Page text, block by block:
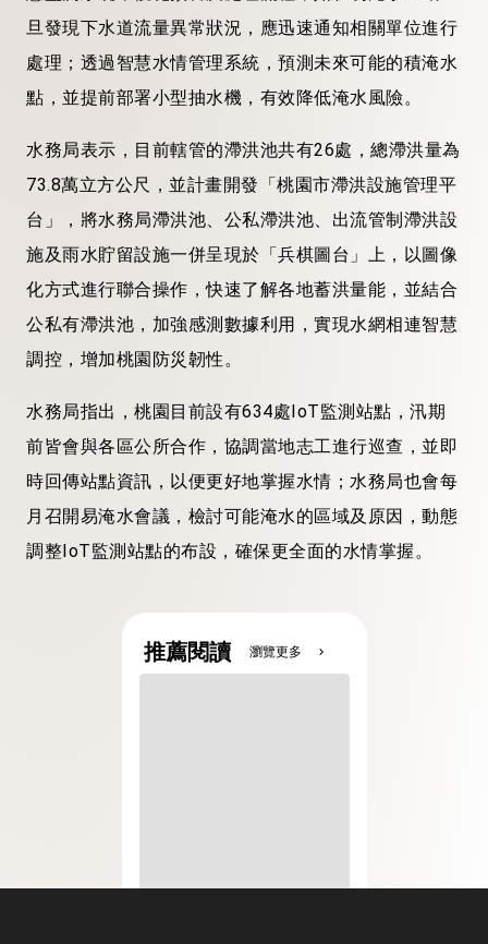
旦發現下水道流量異常狀況，應迅速通知相關單位進行
處理；透過智慧水情管理系統，預測未來可能的積淹水
點，並提前部署小型抽水機，有效降低淹水風險。
水務局表示，目前轄管的滯洪池共有26處，總滯洪量為
73.8萬立方公尺，並計畫開發「桃園市滯洪設施管理平
台」，將水務局滯洪池、公私滯洪池、出流管制滯洪設
施及雨水貯留設施一併呈現於「兵棋圖台」上，以圖像
化方式進行聯合操作，快速了解各地蓄洪量能，並結合
公私有滯洪池，加強感測數據利用，實現水網相連智慧
調控，增加桃園防災韌性。
水務局指出，桃園目前設有634處IoT監測站點，汛期
前皆會與各區公所合作，協調當地志工進行巡查，並即
時回傳站點資訊，以便更好地掌握水情；水務局也會每
月召開易淹水會議，檢討可能淹水的區域及原因，動態
調整IoT監測站點的布設，確保更全面的水情掌握。
推薦閱讀 瀏覽更多 chevron_right